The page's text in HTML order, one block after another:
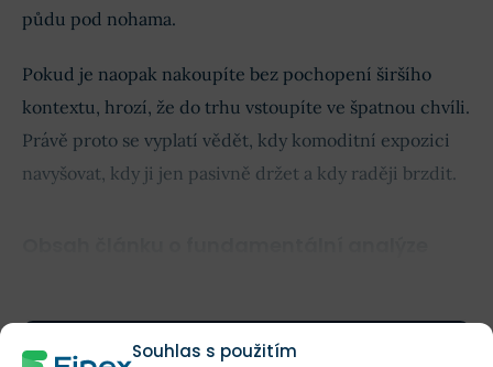
Souhlas s použitím
půdu pod nohama.
Pokud je naopak nakoupíte bez pochopení širšího
kontextu, hrozí, že do trhu vstoupíte ve špatnou chvíli.
Právě proto se vyplatí vědět, kdy komoditní expozici
navyšovat, kdy ji jen pasivně držet a kdy raději brzdit.